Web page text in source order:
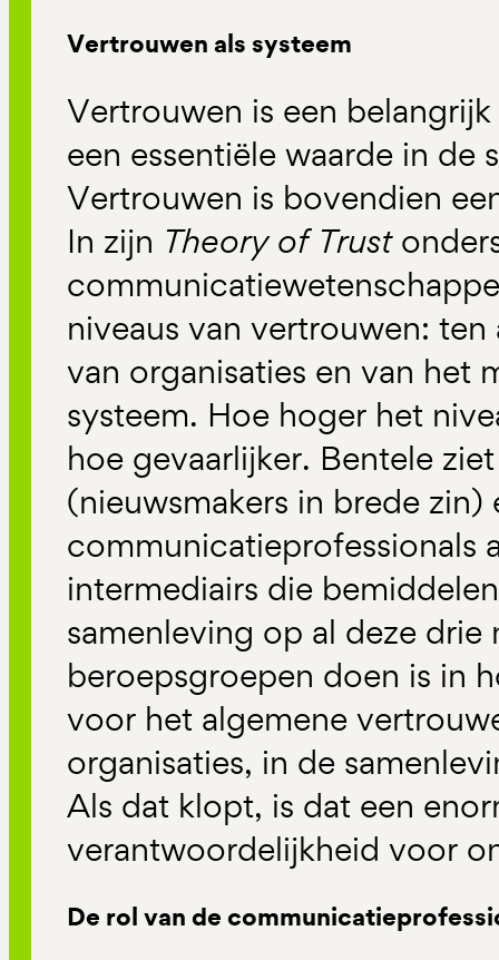
Vertrouwen als systeem
Vertrouwen is een
een essentiële waarde in de
Vertrouwen is bovendien
In zijn Theory of Trust
niveaus van vertrouwen: ten
van organisaties en van het
systeem. Hoe hoger het
hoe gevaarlijker. Bentele
(nieuwsmakers in brede zin)
communicatieprofessionals
intermediairs die
samenleving op al deze
beroepsgroepen doen is in
voor het algemene
organisaties, in de
Als dat klopt, is dat een
verantwoordelijkheid voor
De rol van de